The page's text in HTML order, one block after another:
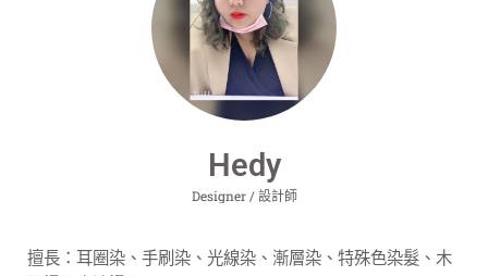
Hedy
Designer / 設計師
擅長： 耳圈染、手刷染、光線染、漸層染、特殊色染髮、木